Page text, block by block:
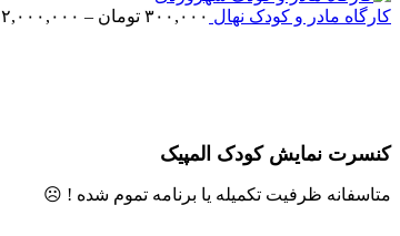
کارگاه مادر و کودک نهال ۳۰۰,۰۰۰ تومان – ۲,۰۰۰,۰۰۰
کنسرت نمایش کودک المپیک
متاسفانه ظرفیت تکمیله یا برنامه تموم شده ! ☹️